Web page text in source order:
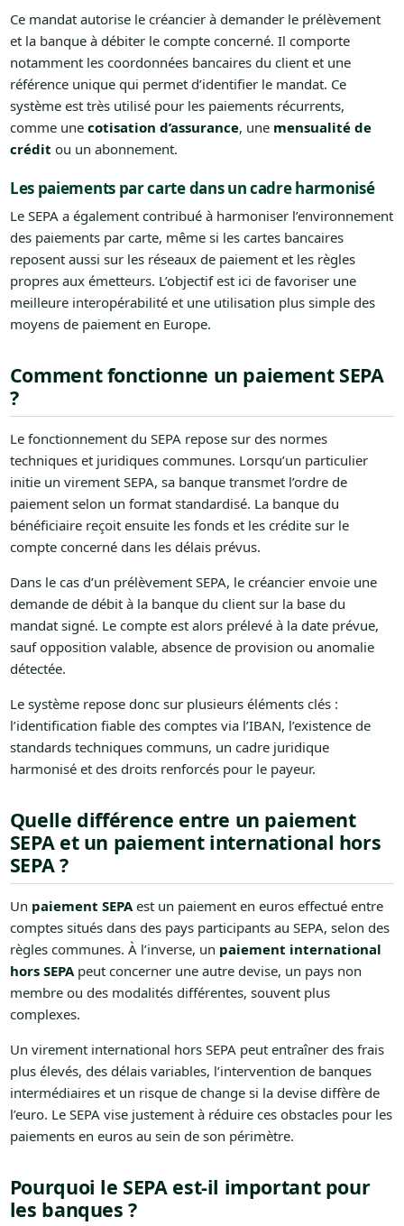
Ce mandat autorise le créancier à demander le prélèvement
et la banque à débiter le compte concerné. Il comporte
notamment les coordonnées bancaires du client et une
référence unique qui permet d’identifier le mandat. Ce
système est très utilisé pour les paiements récurrents,
comme une cotisation d’assurance, une mensualité de
crédit ou un abonnement.
Les paiements par carte dans un cadre harmonisé
Le SEPA a également contribué à harmoniser l’environnement
des paiements par carte, même si les cartes bancaires
reposent aussi sur les réseaux de paiement et les règles
propres aux émetteurs. L’objectif est ici de favoriser une
meilleure interopérabilité et une utilisation plus simple des
moyens de paiement en Europe.
Comment fonctionne un paiement SEPA
?
Le fonctionnement du SEPA repose sur des normes
techniques et juridiques communes. Lorsqu’un particulier
initie un virement SEPA, sa banque transmet l’ordre de
paiement selon un format standardisé. La banque du
bénéficiaire reçoit ensuite les fonds et les crédite sur le
compte concerné dans les délais prévus.
Dans le cas d’un prélèvement SEPA, le créancier envoie une
demande de débit à la banque du client sur la base du
mandat signé. Le compte est alors prélevé à la date prévue,
sauf opposition valable, absence de provision ou anomalie
détectée.
Le système repose donc sur plusieurs éléments clés :
l’identification fiable des comptes via l’IBAN, l’existence de
standards techniques communs, un cadre juridique
harmonisé et des droits renforcés pour le payeur.
Quelle différence entre un paiement
SEPA et un paiement international hors
SEPA ?
Un paiement SEPAest un paiement en euros effectué entre
comptes situés dans des pays participants au SEPA, selon des
règles communes. À l’inverse, un paiement international
hors SEPApeut concerner une autre devise, un pays non
membre ou des modalités différentes, souvent plus
complexes.
Un virement international hors SEPA peut entraîner des frais
plus élevés, des délais variables, l’intervention de banques
intermédiaires et un risque de change si la devise diffère de
l’euro. Le SEPA vise justement à réduire ces obstacles pour les
paiements en euros au sein de son périmètre.
Pourquoi le SEPA est-il important pour
les banques ?